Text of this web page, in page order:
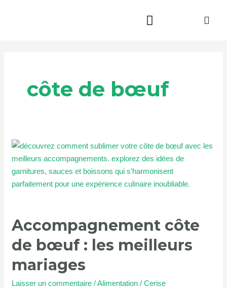
côte de bœuf
Accompagnement côte
de bœuf : les meilleurs
mariages
Laisser un commentaire /Alimentation /Cerise
Accompagnement
côte
de
bœuf
meilleurs